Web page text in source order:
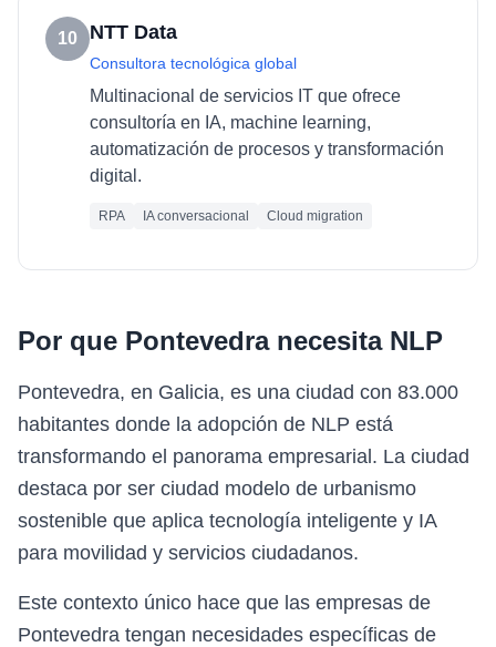
10 NTT Data
Consultora tecnológica global
Multinacional de servicios IT que ofrece
consultoría en IA, machine learning,
automatización de procesos y transformación
digital.
RPA IA conversacional Cloud migration
Por que Pontevedranecesita NLP
Pontevedra, en Galicia, es una ciudad con 83.000
habitantes donde la adopción de NLP está
transformando el panorama empresarial. La ciudad
destaca por ser ciudad modelo de urbanismo
sostenible que aplica tecnología inteligente y IA
para movilidad y servicios ciudadanos.
Este contexto único hace que las empresas de
Pontevedra tengan necesidades específicas de